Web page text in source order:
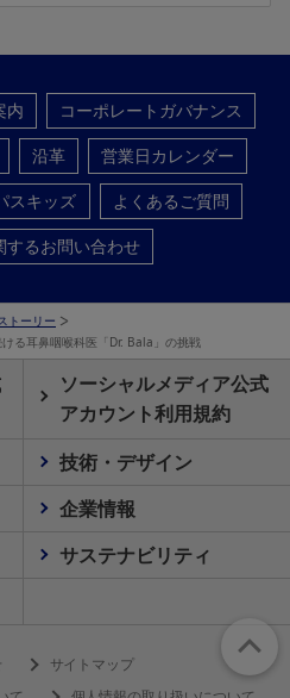
内
コーポレートガバナンス
沿革
営業日カレンダー
スキッズ
よくあるご質問
するお問い合わせ
トーリー
る耳鼻咽喉科医「Dr. Bala」の挑戦
ソーシャルメディア公式
アカウント利用規約
技術・デザイン
企業情報
サステナビリティ
サイトマップ